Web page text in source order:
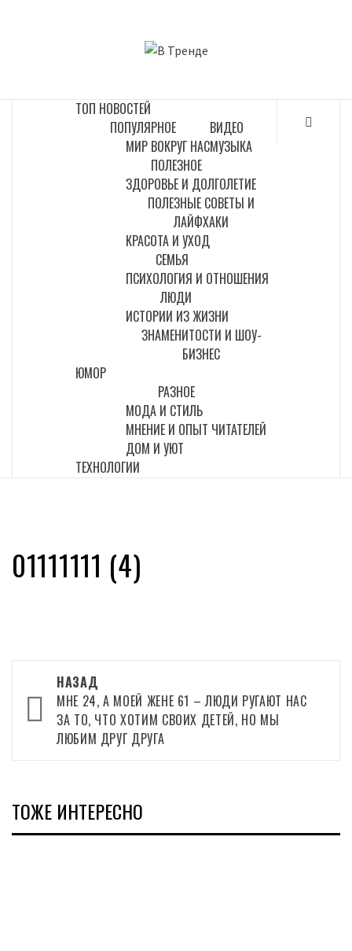
ТОП НОВОСТЕЙ
ПОПУЛЯРНОЕ
МИР ВОКРУГ НАС
ВИДЕО
МУЗЫКА
ПОЛЕЗНОЕ
ЗДОРОВЬЕ И ДОЛГОЛЕТИЕ
ПОЛЕЗНЫЕ СОВЕТЫ И
ЛАЙФХАКИ
КРАСОТА И УХОД
СЕМЬЯ
ПСИХОЛОГИЯ И ОТНОШЕНИЯ
ЛЮДИ
ИСТОРИИ ИЗ ЖИЗНИ
ЗНАМЕНИТОСТИ И ШОУ-
БИЗНЕС
ЮМОР
РАЗНОЕ
МОДА И СТИЛЬ
МНЕНИЕ И ОПЫТ ЧИТАТЕЛЕЙ
ДОМ И УЮТ
ТЕХНОЛОГИИ
01111111 (4)
Навигация
записи
НАЗАД
МНЕ 24, А МОЕЙ ЖЕНЕ 61 – ЛЮДИ РУГАЮТ НАС
ЗА ТО, ЧТО ХОТИМ СВОИХ ДЕТЕЙ, НО МЫ
ЛЮБИМ ДРУГ ДРУГА
ТОЖЕ ИНТЕРЕСНО